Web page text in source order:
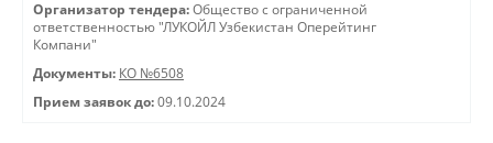
Организатор тендера: Общество с ограниченной
ответственностью "ЛУКОЙЛ Узбекистан Оперейтинг
Компани"
Документы: КО №6508
Прием заявок до: 09.10.2024